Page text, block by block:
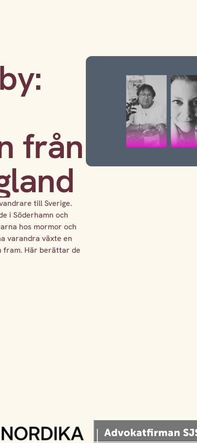
från
till Sverige.
i Söderhamn och
hos mormor och
varandra växte en
fram. Här berättar de